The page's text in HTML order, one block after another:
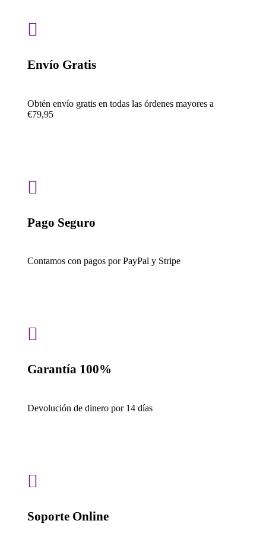

Envío Gratis
Obtén envío gratis en todas las órdenes mayores a
€79,95

Pago Seguro
Contamos con pagos por PayPal y Stripe

Garantía 100%
Devolución de dinero por 14 días

Soporte Online